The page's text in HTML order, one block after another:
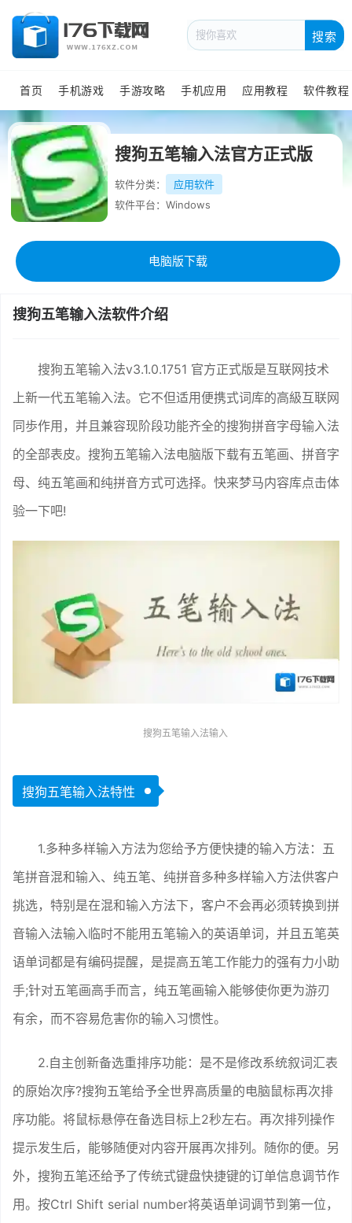
搜索
首页 手机游戏 手游攻略 手机应用 应用教程 软件教程
搜狗五笔输入法官方正式版
软件分类：
应用软件
软件平台：Windows
电脑版下载
搜狗五笔输入法软件介绍
搜狗五笔输入法v3.1.0.1751 官方正式版是互联网技术
上新一代五笔输入法。它不但适用便携式词库的高級互联网
同歩作用，并且兼容现阶段功能齐全的搜狗拼音字母输入法
的全部表皮。搜狗五笔输入法电脑版下载有五笔画、拼音字
母、纯五笔画和纯拼音方式可选择。快来梦马内容库点击体
验一下吧!
搜狗五笔输入法输入
搜狗五笔输入法特性
1.多种多样输入方法为您给予方便快捷的输入方法：五
笔拼音混和输入、纯五笔、纯拼音多种多样输入方法供客户
挑选，特别是在混和输入方法下，客户不会再必须转换到拼
音输入法输入临时不能用五笔输入的英语单词，并且五笔英
语单词都是有编码提醒，是提高五笔工作能力的强有力小助
手;针对五笔画高手而言，纯五笔画输入能够使你更为游刃
有余，而不容易危害你的输入习惯性。
2.自主创新备选重排序功能：是不是修改系统叙词汇表
的原始次序?搜狗五笔给予全世界高质量的电脑鼠标再次排
序功能。将鼠标悬停在备选目标上2秒左右。再次排列操作
提示发生后，能够随便对内容开展再次排列。随你的便。另
外，搜狗五笔还给予了传统式键盘快捷键的订单信息调节作
用。按Ctrl Shift serial number将英语单词调节到第一位，